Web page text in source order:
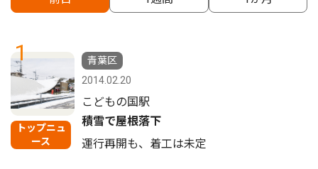
1
トップニュ
ース
青葉区
2014.02.20
こどもの国駅
積雪で屋根落下
運行再開も、着工は未定